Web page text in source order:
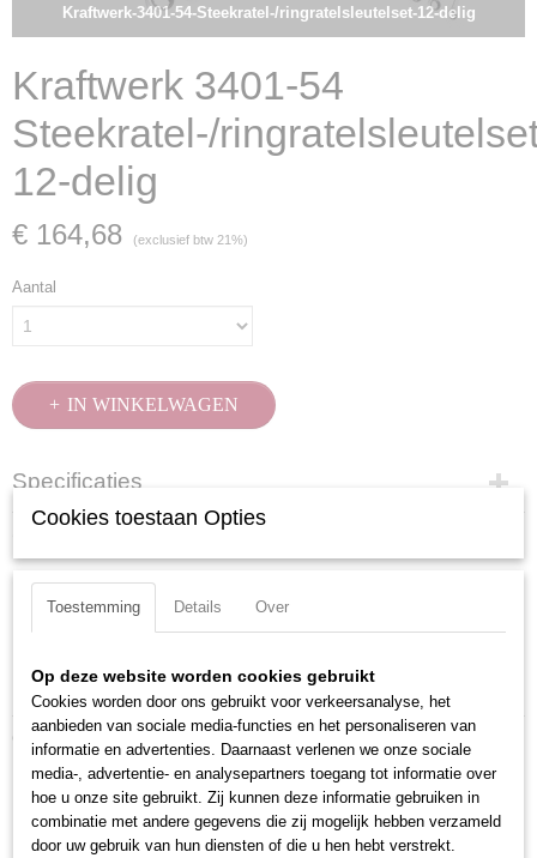
Kraftwerk-3401-54-Steekratel-/ringratelsleutelset-12-delig
Kraftwerk 3401-54
Steekratel-/
12-delig
€ 164,68 (exclusief btw 21%)
Aantal
IN WINKELWAGEN
Specificaties
Productcode
EAN code
7612206089616
Productcode leverancier
12-delig steekratel-/ringratelsleutelset.
Met ratelmechanisme in zowel de ring- als de steekzijde.
L x B x H: 325 x 185 x 56 mm
Ook interessant
Cookies toestaan Opties
Toestemming Details Over
Op deze website worden cookies gebruikt
Cookies worden door ons gebruikt voor verkeersanalyse, het
aanbieden van sociale media-functies en het personaliseren van
informatie en advertenties. Daarnaast verlenen we onze sociale
media-, advertentie- en analysepartners toegang tot informatie over
hoe u onze site gebruikt. Zij kunnen deze informatie gebruiken in
combinatie met andere gegevens die zij mogelijk hebben verzameld
door uw gebruik van hun diensten of die u hen hebt verstrekt.